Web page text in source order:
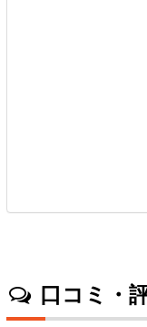
口コミ・